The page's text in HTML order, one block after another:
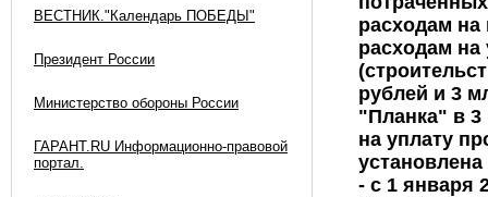
ВЕСТНИК."Календарь ПОБЕДЫ"
Президент России
Министерство обороны России
ГАРАНТ.RU Информационно-правовой
портал.